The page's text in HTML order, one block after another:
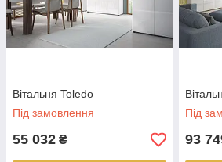
Вітальня Toledo
Під замовлення
55 032 ₴
Під
93